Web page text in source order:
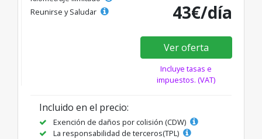
Reunirse y Saludar
43€/día
Ver oferta
Incluye tasas e
impuestos. (VAT)
Incluido en el precio:
Exención de daños por colisión (CDW)
La responsabilidad de terceros(TPL)